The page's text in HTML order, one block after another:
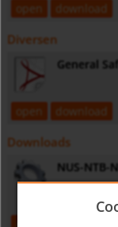
open download
Diversen
General
open download
Downloads
NUS-NTB-